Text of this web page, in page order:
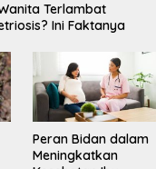
Terlambat
Ini Faktanya
Peran Bidan dalam
Meningkatkan